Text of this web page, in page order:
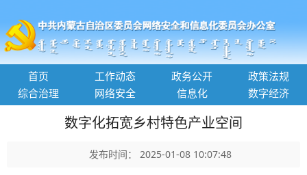
首页 工作动态 政务公开
政策法规
综合治理
网络安全 信息化 数字经济
数字化拓宽乡村特色产业空间
发布时间： 2025-01-08 10:07:48